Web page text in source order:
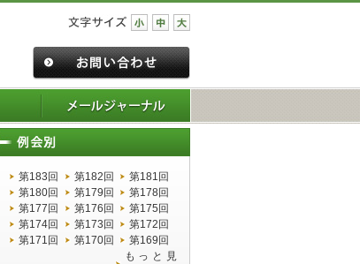
第183回 第182回
第181回
第180回
第179回
第178回
第177回
第176回
第175回
第174回
第173回
第172回
第171回
第170回
第169回
もっと見